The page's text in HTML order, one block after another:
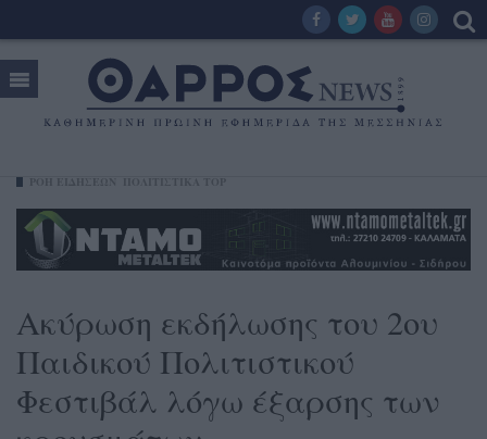
Ακύρωση εκδήλωσης του 2ου
Παιδικού Πολιτιστικού
Φεστιβάλ λόγω έξαρσης των